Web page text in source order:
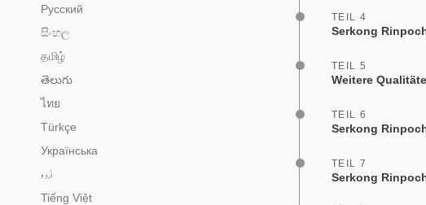
Русский
සිංහල
தமிழ்
తెలుగు
ไทย
Türkçe
Українська
اُردو
Tiếng Việt
TEIL 4
Serkong
TEIL 5
Weitere
TEIL 6
Serkong
TEIL 7
Serkong